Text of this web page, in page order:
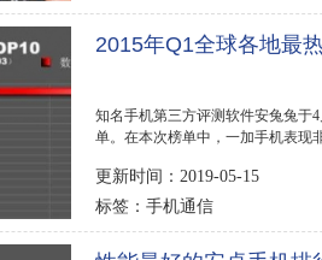
2015年Q1全球各地最
知名手机第三方评测软件安兔兔于
单。在本次榜单中，一加手机表现
更新时间：2019-05-15
标签： 手机通信